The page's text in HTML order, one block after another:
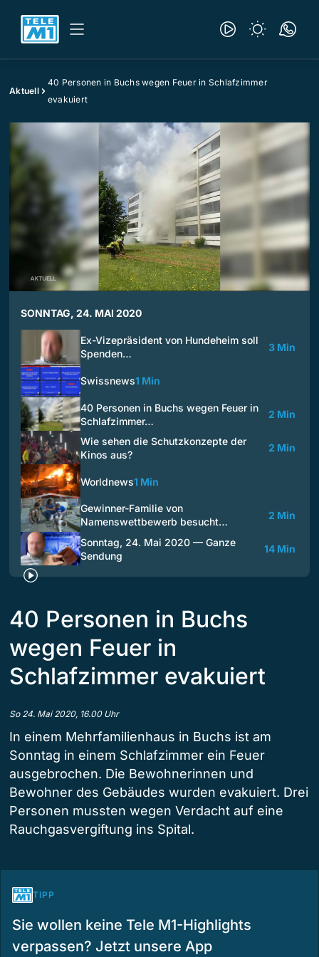
Aktuell
40 Personen in Buchs wegen Feuer in Schlafzimmer
evakuiert
SONNTAG, 24. MAI 2020
Ex-Vizepräsident von Hundeheim soll
Spenden…
3 Min
Swissnews1 Min
40 Personen in Buchs wegen Feuer in
Schlafzimmer…
2 Min
Wie sehen die Schutzkonzepte der
Kinos aus?
2 Min
Worldnews1 Min
Gewinner-Familie von
Namenswettbewerb besucht…
2 Min
Sonntag, 24. Mai 2020 — Ganze
Sendung
14 Min
40 Personen in Buchs
wegen Feuer in
Schlafzimmer evakuiert
So 24. Mai 2020, 16.00 Uhr
In einem Mehrfamilienhaus in Buchs ist am
Sonntag in einem Schlafzimmer ein Feuer
ausgebrochen. Die Bewohnerinnen und
Bewohner des Gebäudes wurden evakuiert. Drei
Personen mussten wegen Verdacht auf eine
Rauchgasvergiftung ins Spital.
TIPP
Sie wollen keine Tele M1-Highlights
verpassen? Jetzt unsere App